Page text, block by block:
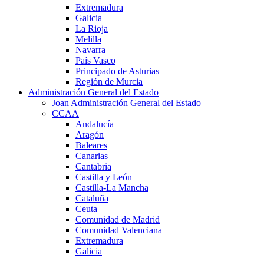
Extremadura
Galicia
La Rioja
Melilla
Navarra
País Vasco
Principado de Asturias
Región de Murcia
Administración General del Estado
Joan Administración General del Estado
CCAA
Andalucía
Aragón
Baleares
Canarias
Cantabria
Castilla y León
Castilla-La Mancha
Cataluña
Ceuta
Comunidad de Madrid
Comunidad Valenciana
Extremadura
Galicia